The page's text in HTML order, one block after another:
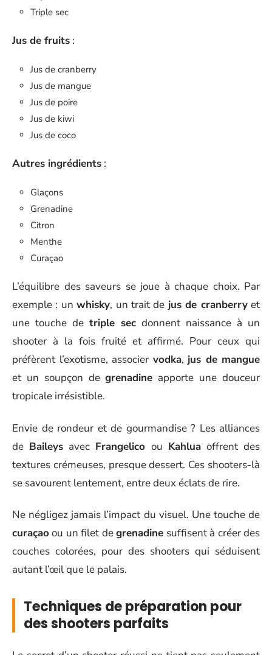
Triple sec
Jus de fruits :
Jus de cranberry
Jus de mangue
Jus de poire
Jus de kiwi
Jus de coco
Autres ingrédients :
Glaçons
Grenadine
Citron
Menthe
Curaçao
L’équilibre des saveurs se joue à chaque choix. Par
exemple : unwhisky, un trait de jus de cranberryet
une touche de triple sec donnent naissance à un
shooter à la fois fruité et affirmé. Pour ceux qui
préfèrent l’exotisme, associer vodka, jus de mangue
et un soupçon degrenadine apporte une douceur
tropicale irrésistible.
Envie de rondeur et de gourmandise ? Les alliances
de Baileys avec Frangelico ou Kahluaoffrent des
textures crémeuses, presque dessert. Ces shooters-là
se savourent lentement, entre deux éclats de rire.
Ne négligez jamais l’impact du visuel. Une touche de
curaçao ou un filet degrenadine suffisent à créer des
couches colorées, pour des shooters qui séduisent
autant l’œil que le palais.
Techniques de préparation pour
des shooters parfaits